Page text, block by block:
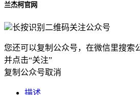
兰杰柯官网
长按识别二维码关注公众号
您还可以复制公众号，在微信里搜索
并点击“关注”
复制公众号取消
描述